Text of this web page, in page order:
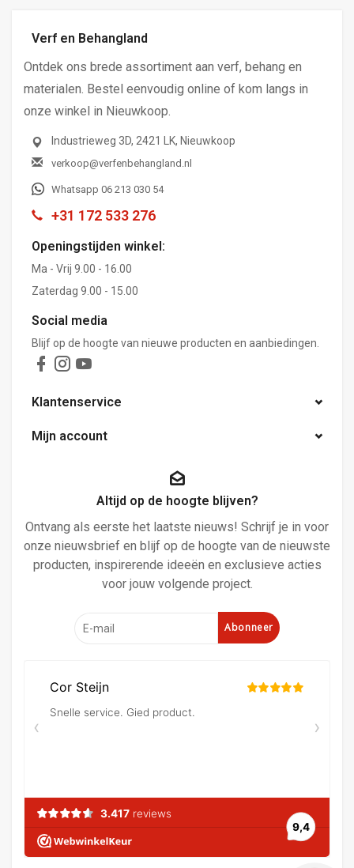
Verf en Behangland
Ontdek ons brede assortiment aan verf, behang en
materialen. Bestel eenvoudig online of kom langs in
onze winkel in Nieuwkoop.
Industrieweg 3D, 2421 LK, Nieuwkoop
verkoop@verfenbehangland.nl
Whatsapp 06 213 030 54
+31 172 533 276
Openingstijden winkel:
Ma - Vrij 9.00 - 16.00
Zaterdag 9.00 - 15.00
Social media
Blijf op de hoogte van nieuwe producten en aanbiedingen.
Klantenservice
Mijn account
Altijd op de hoogte blijven?
Ontvang als eerste het laatste nieuws! Schrijf je in voor
onze nieuwsbrief en blijf op de hoogte van de nieuwste
producten, inspirerende ideeën en exclusieve acties
voor jouw volgende project.
Abonneer